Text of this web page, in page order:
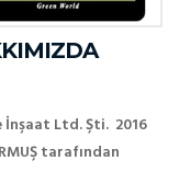
İnşaat Ltd. Şti. 2016
tarafından